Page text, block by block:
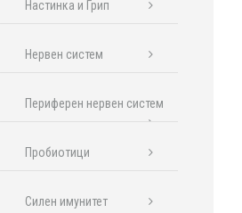
Настинка и Грип
Нервен систем
Периферен нервен систем
Пробиотици
Силен имунитет